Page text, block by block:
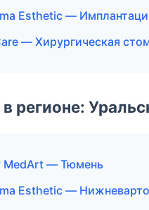
Esthetic —
— Хирургическая
регионе:
MedArt — Тюмень
Esthetic —